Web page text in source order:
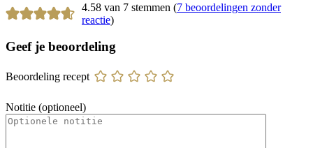
4.58 van 7 stemmen (7 beoordelingen zonder
reactie)
Geef je beoordeling
Beoordeling recept
Notitie (optioneel)